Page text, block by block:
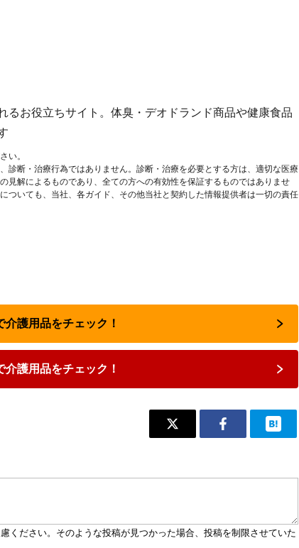
るお役立ちサイト。体臭・デオドランド商品や健康食品
い。
断・治療行為ではありません。診断・治療を必要とする方は、適切な医療
見解によるものであり、全ての方への有効性を保証するものではありませ
ついても、当社、各ガイド、その他当社と契約した情報提供者は一切の責任
護用品をチェック！
介護用品をチェック！